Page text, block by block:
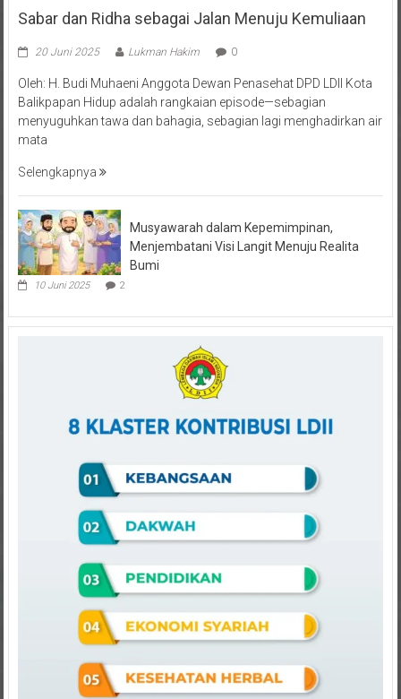
Balikpapan Hidup adalah rangkaian episode—sebagian
menyuguhkan tawa dan bahagia, sebagian lagi menghadirkan air
mata
Menjembatani Visi Langit Menuju Realita
Bumi
10 Juni 2025 2